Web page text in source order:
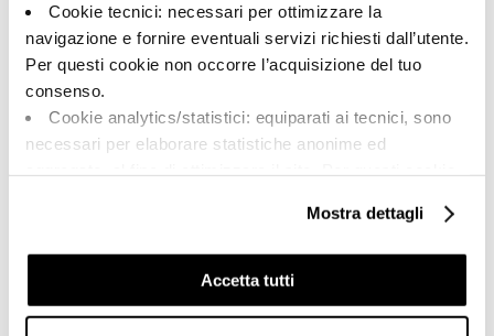
Cookie tecnici: necessari per ottimizzare la
navigazione e fornire eventuali servizi richiesti dall’utente.
Per questi cookie non occorre l’acquisizione del tuo
consenso.
Cookie analytics/statistici: equiparati ai tecnici, sono
necessari per elaborare statistiche anonime ed
Cookie di profilazione/marketing: sono utilizzati, solo
previo tuo consenso, per esaminare le tue abitudini di
navigazione e mostrarti quindi avvisi pubblicitari mirati, in
linea con le tue preferenze.
Mostra dettagli
Accetta tutti
Единица измерения:
PZ